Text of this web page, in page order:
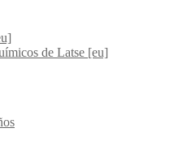
de Latse [eu]